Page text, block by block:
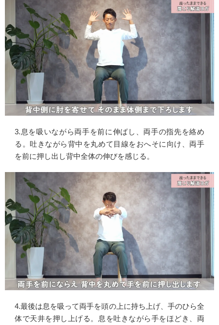
3.息を吸いながら両手を前に伸ばし、両手の指先を絡め
る。吐きながら背中を丸めて目線をおへそに向け、両手
を前に押し出し背中全体の伸びを感じる。
4.最後は息を吸って両手を頭の上に持ち上げ、手のひら全
体で天井を押し上げる。息を吐きながら手をほどき、両